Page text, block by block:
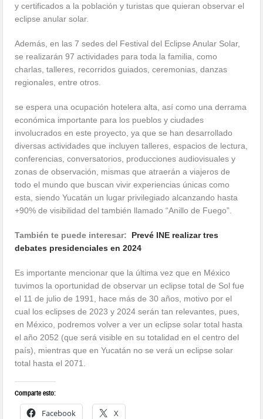
y certificados a la población y turistas que quieran observar el
eclipse anular solar.
Además, en las 7 sedes del Festival del Eclipse Anular Solar,
se realizarán 97 actividades para toda la familia, como
charlas, talleres, recorridos guiados, ceremonias, danzas
regionales, entre otros.
se espera una ocupación hotelera alta, así como una derrama
económica importante para los pueblos y ciudades
involucrados en este proyecto, ya que se han desarrollado
diversas actividades que incluyen talleres, espacios de lectura,
conferencias, conversatorios, producciones audiovisuales y
zonas de observación, mismas que atraerán a viajeros de
todo el mundo que buscan vivir experiencias únicas como
esta, siendo Yucatán un lugar privilegiado alcanzando hasta
+90% de visibilidad del también llamado “Anillo de Fuego”.
También te puede interesar: Prevé INE realizar tres
debates presidenciales en 2024
Es importante mencionar que la última vez que en México
tuvimos la oportunidad de observar un eclipse total de Sol fue
el 11 de julio de 1991, hace más de 30 años, motivo por el
cual los eclipses de 2023 y 2024 serán tan relevantes, pues,
en México, podremos volver a ver un eclipse solar total hasta
el año 2052 (que será visible en su totalidad en el centro del
país), mientras que en Yucatán no se verá un eclipse solar
total hasta el 2071.
Comparte esto:
Facebook X